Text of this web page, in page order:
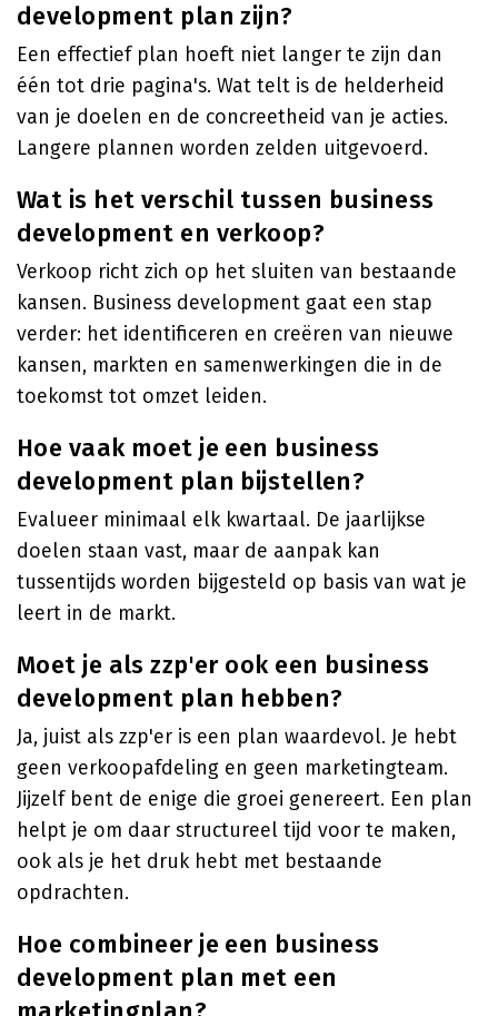
development plan zijn?
Een effectief plan hoeft niet langer te zijn dan
één tot drie pagina's. Wat telt is de helderheid
van je doelen en de concreetheid van je acties.
Langere plannen worden zelden uitgevoerd.
Wat is het verschil tussen business
development en verkoop?
Verkoop richt zich op het sluiten van bestaande
kansen. Business development gaat een stap
verder: het identificeren en creëren van nieuwe
kansen, markten en samenwerkingen die in de
toekomst tot omzet leiden.
Hoe vaak moet je een business
development plan bijstellen?
Evalueer minimaal elk kwartaal. De jaarlijkse
doelen staan vast, maar de aanpak kan
tussentijds worden bijgesteld op basis van wat je
leert in de markt.
Moet je als zzp'er ook een business
development plan hebben?
Ja, juist als zzp'er is een plan waardevol. Je hebt
geen verkoopafdeling en geen marketingteam.
Jijzelf bent de enige die groei genereert. Een plan
helpt je om daar structureel tijd voor te maken,
ook als je het druk hebt met bestaande
opdrachten.
Hoe combineer je een business
development plan met een